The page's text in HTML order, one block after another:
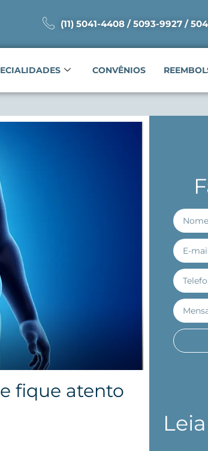
(11) 5041-4408 / 5093-9927 /
CONVÊNIOS
fique atento